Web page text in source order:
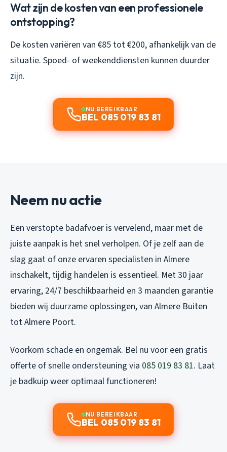
Wat zijn de kosten van een professionele
ontstopping?
De kosten variëren van €85 tot €200, afhankelijk van de
situatie. Spoed- of weekenddiensten kunnen duurder
zijn.
NU BEREIKBAAR
BEL 085 019 83 81
Neem nu actie
Een verstopte badafvoer is vervelend, maar met de
juiste aanpak is het snel verholpen. Of je zelf aan de
slag gaat of onze ervaren specialisten in Almere
inschakelt, tijdig handelen is essentieel. Met 30 jaar
ervaring, 24/7 beschikbaarheid en 3 maanden garantie
bieden wij duurzame oplossingen, van Almere Buiten
tot Almere Poort.
Voorkom schade en ongemak. Bel nu voor een gratis
offerte of snelle ondersteuning via 085 019 83 81. Laat
je badkuip weer optimaal functioneren!
NU BEREIKBAAR
BEL 085 019 83 81